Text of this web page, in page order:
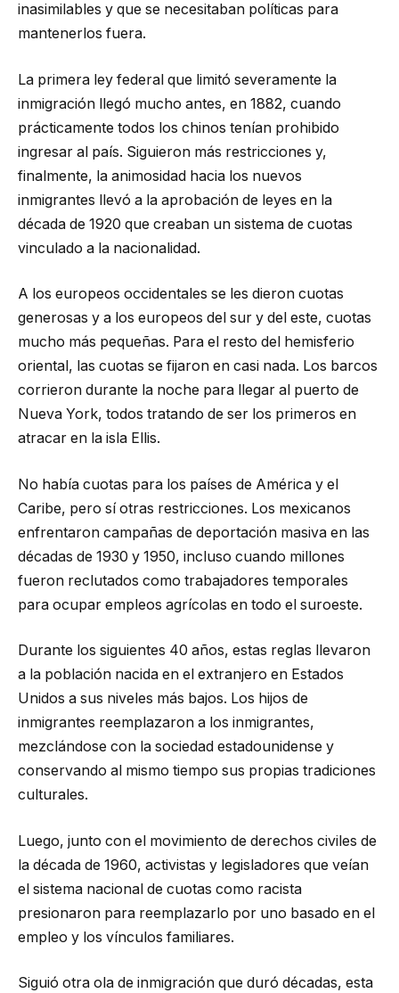
inasimilables y que se necesitaban políticas para
mantenerlos fuera.
La primera ley federal que limitó severamente la
inmigración llegó mucho antes, en 1882, cuando
prácticamente todos los chinos tenían prohibido
ingresar al país. Siguieron más restricciones y,
finalmente, la animosidad hacia los nuevos
inmigrantes llevó a la aprobación de leyes en la
década de 1920 que creaban un sistema de cuotas
vinculado a la nacionalidad.
A los europeos occidentales se les dieron cuotas
generosas y a los europeos del sur y del este, cuotas
mucho más pequeñas. Para el resto del hemisferio
oriental, las cuotas se fijaron en casi nada. Los barcos
corrieron durante la noche para llegar al puerto de
Nueva York, todos tratando de ser los primeros en
atracar en la isla Ellis.
No había cuotas para los países de América y el
Caribe, pero sí otras restricciones. Los mexicanos
enfrentaron campañas de deportación masiva en las
décadas de 1930 y 1950, incluso cuando millones
fueron reclutados como trabajadores temporales
para ocupar empleos agrícolas en todo el suroeste.
Durante los siguientes 40 años, estas reglas llevaron
a la población nacida en el extranjero en Estados
Unidos a sus niveles más bajos. Los hijos de
inmigrantes reemplazaron a los inmigrantes,
mezclándose con la sociedad estadounidense y
conservando al mismo tiempo sus propias tradiciones
culturales.
Luego, junto con el movimiento de derechos civiles de
la década de 1960, activistas y legisladores que veían
el sistema nacional de cuotas como racista
presionaron para reemplazarlo por uno basado en el
empleo y los vínculos familiares.
Siguió otra ola de inmigración que duró décadas, esta